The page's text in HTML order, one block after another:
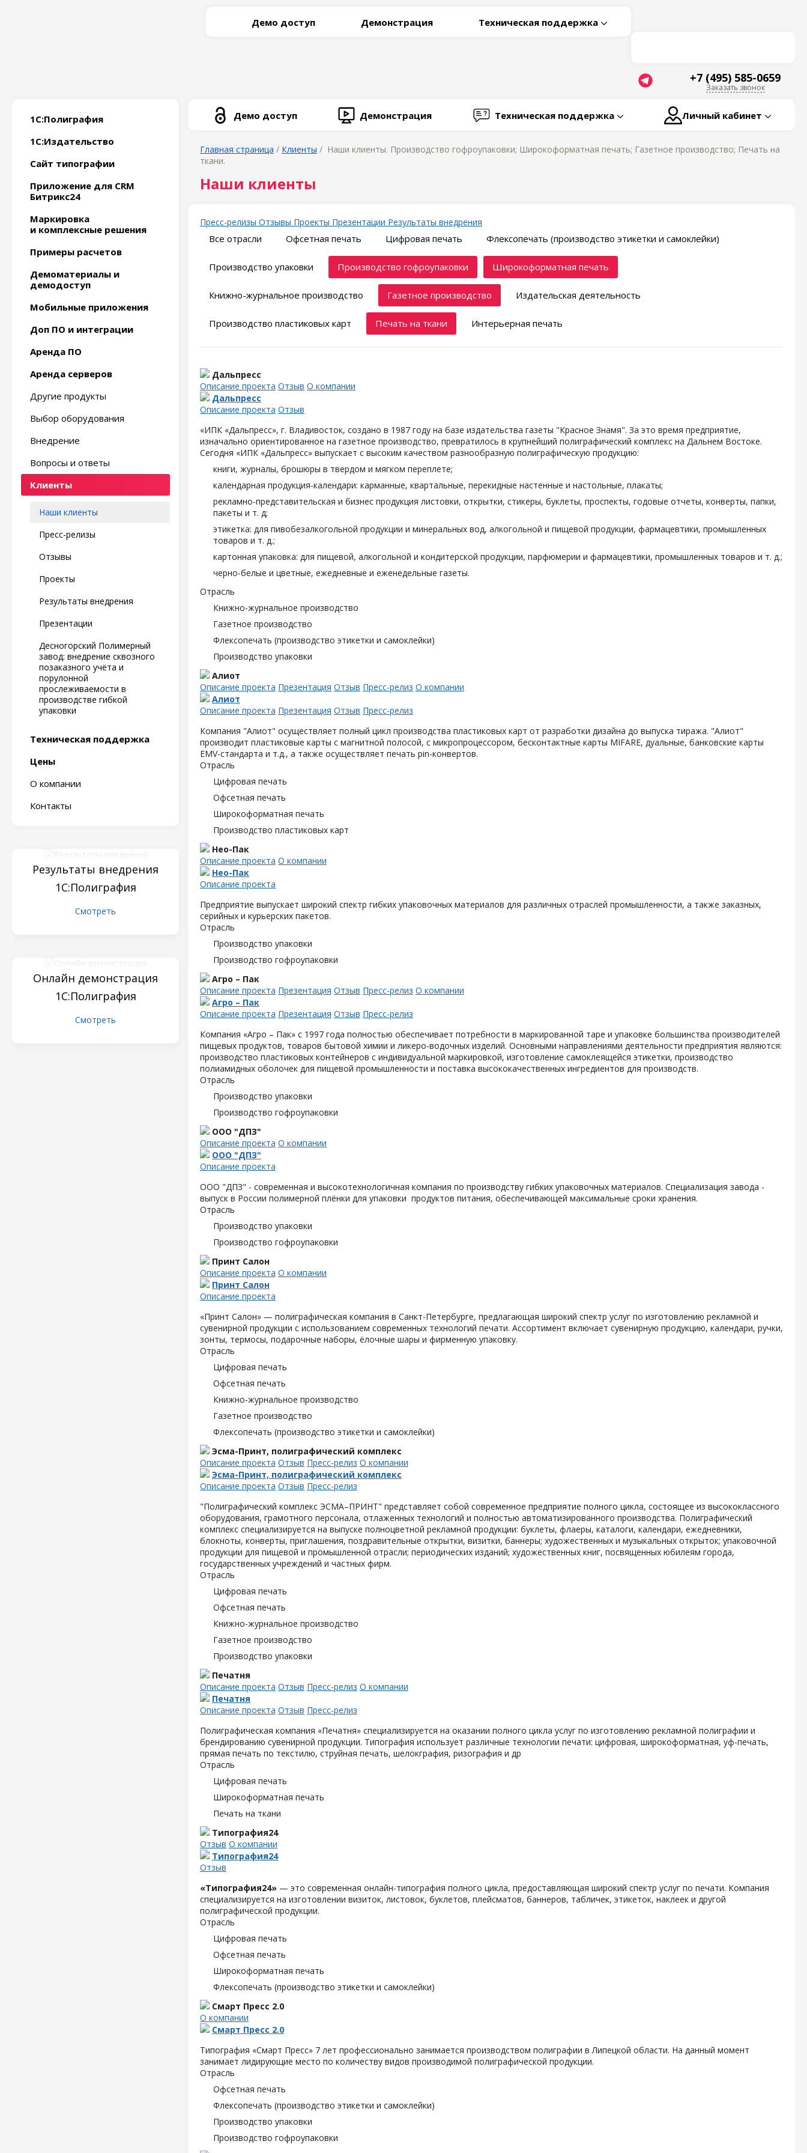
Демо доступ Демонстрация Техническая поддержка
+7 (495) 585-0659
Заказать звонок
1С:Полиграфия
1С:Издательство
Сайт типографии
Приложение для CRM
Битрикс24
Маркировка
и комплексные решения
Примеры расчетов
Демоматериалы и
демодоступ
Мобильные приложения
Доп ПО и интеграции
Аренда ПО
Аренда серверов
Другие продукты
Выбор оборудования
Внедрение
Вопросы и ответы
Клиенты
Наши клиенты
Пресс-релизы
Отзывы
Проекты
Результаты внедрения
Презентации
Десногорский Полимерный
завод: внедрение сквозного
позаказного учёта и
порулонной
прослеживаемости в
производстве гибкой
упаковки
Техническая поддержка
Цены
О компании
Контакты
Результаты внедрения
1С:Полиграфия
Смотреть
Онлайн демонстрация
1С:Полиграфия
Смотреть
Демо доступ Демонстрация Техническая поддержка Личный кабинет
Главная страница / Клиенты / Наши клиенты. Производство гофроупаковки; Широкоформатная печать; Газетное производство; Печать на
ткани.
Наши клиенты
Пресс-релизы Отзывы Проекты Презентации Результаты внедрения
Все отрасли Офсетная печать Цифровая печать Флексопечать (производство этикетки и самоклейки)
Производство упаковки Производство гофроупаковки Широкоформатная печать
Книжно-журнальное производство Газетное производство Издательская деятельность
Производство пластиковых карт Печать на ткани Интерьерная печать
Дальпресс
Описание проекта Отзыв О компании
Дальпресс
Описание проекта Отзыв
«ИПК «Дальпресс», г. Владивосток, создано в 1987 году на базе издательства газеты "Красное Знамя". За это время предприятие,
изначально ориентированное на газетное производство, превратилось в крупнейший полиграфический комплекс на Дальнем Востоке.
Сегодня «ИПК «Дальпресс» выпускает с высоким качеством разнообразную полиграфическую продукцию:
книги, журналы, брошюры в твердом и мягком переплете;
календарная продукция-календари: карманные, квартальные, перекидные настенные и настольные, плакаты;
рекламно-представительская и бизнес продукция листовки, открытки, стикеры, буклеты, проспекты, годовые отчеты, конверты, папки,
пакеты и т. д;
этикетка: для пивобезалкогольной продукции и минеральных вод, алкогольной и пищевой продукции, фармацевтики, промышленных
товаров и т. д.;
картонная упаковка: для пищевой, алкогольной и кондитерской продукции, парфюмерии и фармацевтики, промышленных товаров и т. д.;
черно-белые и цветные, ежедневные и еженедельные газеты.
Отрасль
Книжно-журнальное производство
Газетное производство
Флексопечать (производство этикетки и самоклейки)
Производство упаковки
Алиот
Описание проекта Презентация Отзыв Пресс-релиз О компании
Алиот
Описание проекта Презентация Отзыв Пресс-релиз
Компания "Алиот" осуществляет полный цикл производства пластиковых карт от разработки дизайна до выпуска тиража. "Алиот"
производит пластиковые карты с магнитной полосой, с микропроцессором, бесконтактные карты MIFARE, дуальные, банковские карты
EMV-стандарта и т.д., а также осуществляет печать pin-конвертов.
Отрасль
Цифровая печать
Офсетная печать
Широкоформатная печать
Производство пластиковых карт
Нео-Пак
Описание проекта О компании
Нео-Пак
Описание проекта
Предприятие выпускает широкий спектр гибких упаковочных материалов для различных отраслей промышленности, а также заказных,
серийных и курьерских пакетов.
Отрасль
Производство упаковки
Производство гофроупаковки
Агро – Пак
Описание проекта Презентация Отзыв Пресс-релиз О компании
Агро – Пак
Описание проекта Презентация Отзыв Пресс-релиз
Компания «Агро – Пак» с 1997 года полностью обеспечивает потребности в маркированной таре и упаковке большинства производителей
пищевых продуктов, товаров бытовой химии и ликеро-водочных изделий. Основными направлениями деятельности предприятия являются:
производство пластиковых контейнеров с индивидуальной маркировкой, изготовление самоклеящейся этикетки, производство
полиамидных оболочек для пищевой промышленности и поставка высококачественных ингредиентов для производств.
Отрасль
Производство упаковки
Производство гофроупаковки
ООО "ДПЗ"
Описание проекта О компании
ООО "ДПЗ"
Описание проекта
ООО "ДПЗ" - современная и высокотехнологичная компания по производству гибких упаковочных материалов. Специализация завода -
выпуск в России полимерной плёнки для упаковки продуктов питания, обеспечивающей максимальные сроки хранения.
Отрасль
Производство упаковки
Производство гофроупаковки
Принт Салон
Описание проекта О компании
Принт Салон
Описание проекта
«Принт Салон» — полиграфическая компания в Санкт-Петербурге, предлагающая широкий спектр услуг по изготовлению рекламной и
сувенирной продукции с использованием современных технологий печати. Ассортимент включает сувенирную продукцию, календари, ручки,
зонты, термосы, подарочные наборы, ёлочные шары и фирменную упаковку.
Отрасль
Цифровая печать
Офсетная печать
Книжно-журнальное производство
Газетное производство
Флексопечать (производство этикетки и самоклейки)
Эсма-Принт, полиграфический комплекс
Описание проекта Отзыв Пресс-релиз О компании
Эсма-Принт, полиграфический комплекс
Описание проекта Отзыв Пресс-релиз
"Полиграфический комплекс ЭСМА–ПРИНТ" представляет собой современное предприятие полного цикла, состоящее из высококлассного
оборудования, грамотного персонала, отлаженных технологий и полностью автоматизированного производства. Полиграфический
комплекс специализируется на выпуске полноцветной рекламной продукции: буклеты, флаеры, каталоги, календари, ежедневники,
блокноты, конверты, приглашения, поздравительные открытки, визитки, баннеры; художественных и музыкальных открыток; упаковочной
продукции для пищевой и промышленной отрасли; периодических изданий; художественных книг, посвященных юбилеям города,
государственных учреждений и частных фирм.
Отрасль
Цифровая печать
Офсетная печать
Книжно-журнальное производство
Газетное производство
Производство упаковки
Печатня
Описание проекта Отзыв Пресс-релиз О компании
Печатня
Описание проекта Отзыв Пресс-релиз
Полиграфическая компания «Печатня» специализируется на оказании полного цикла услуг по изготовлению рекламной полиграфии и
брендированию сувенирной продукции. Типография использует различные технологии печати: цифровая, широкоформатная, уф-печать,
прямая печать по текстилю, струйная печать, шелокграфия, ризография и др
Отрасль
Цифровая печать
Широкоформатная печать
Печать на ткани
Типография24
Отзыв О компании
Типография24
Отзыв
«Типография24» — это современная онлайн-типография полного цикла, предоставляющая широкий спектр услуг по печати. Компания
специализируется на изготовлении визиток, листовок, буклетов, плейсматов, баннеров, табличек, этикеток, наклеек и другой
полиграфической продукции.
Отрасль
Цифровая печать
Офсетная печать
Широкоформатная печать
Флексопечать (производство этикетки и самоклейки)
Смарт Пресс 2.0
О компании
Смарт Пресс 2.0
Типография «Смарт Пресс» 7 лет профессионально занимается производством полиграфии в Липецкой области. На данный момент
занимает лидирующие место по количеству видов производимой полиграфической продукции.
Отрасль
Офсетная печать
Флексопечать (производство этикетки и самоклейки)
Производство упаковки
Производство гофроупаковки